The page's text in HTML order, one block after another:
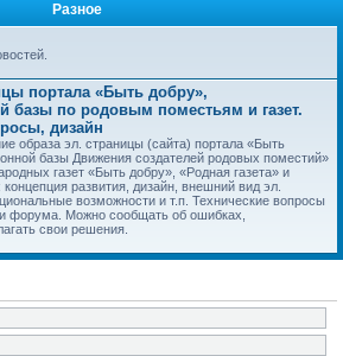
Разное
портала «Быть добру»,
базы по родовым поместьям и газет.
дизайн
образа эл. страницы (сайта) портала «Быть
базы Движения создателей родовых поместий»
газет «Быть добру», «Родная газета» и
развития, дизайн, внешний вид эл.
возможности и т.п. Технические вопросы
форума. Можно сообщать об ошибках,
свои решения.